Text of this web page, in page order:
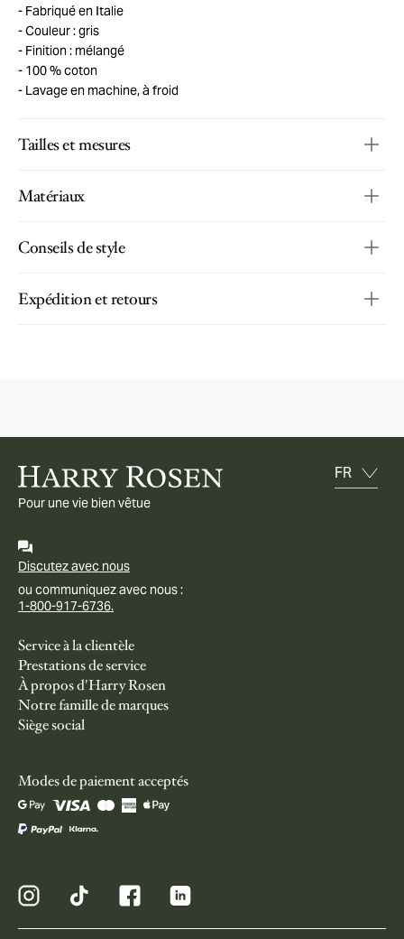
Fabriqué en Italie
Couleur : gris
Finition : mélangé
100 % coton
Lavage en machine, à froid
Tailles et mesures
Matériaux
Conseils de style
Expédition et retours
Pour une vie bien vêtue
Discutez avec nous
ou communiquez avec nous :
1-800-917-6736.
Service à la clientèle
Prestations de service
À propos d'Harry Rosen
Notre famille de marques
Siège social
Modes de paiement acceptés